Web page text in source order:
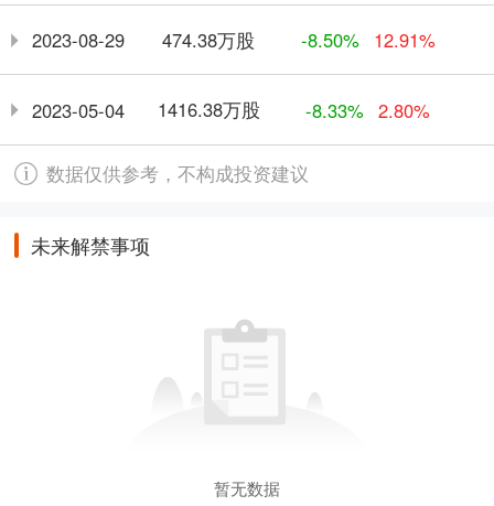
2023-08-29 474.38万股 -8.50% 12.91%
2023-05-04 1416.38万股 -8.33% 2.80%
数据仅供参考，不构成投资建议
未来解禁事项
暂无数据